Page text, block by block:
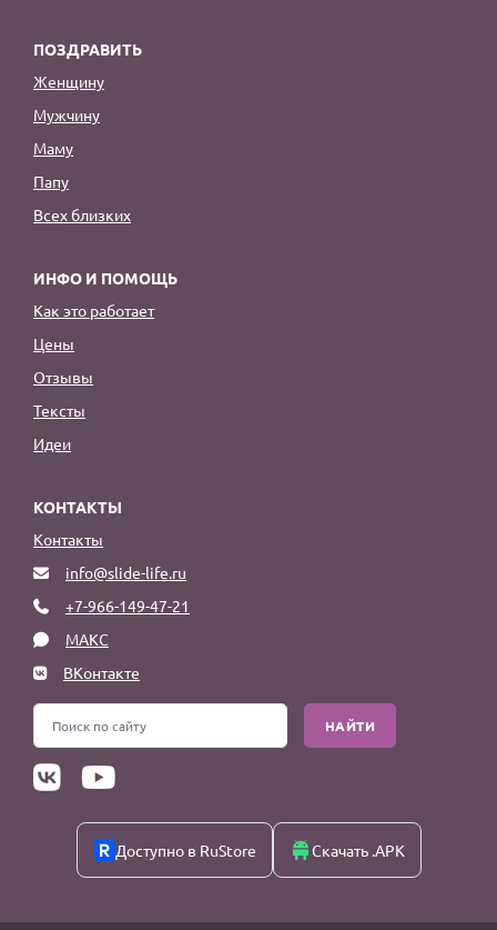
ПОЗДРАВИТЬ
Женщину
Мужчину
Маму
Папу
Всех близких
ИНФО И ПОМОЩЬ
Как это работает
Цены
Отзывы
Тексты
Идеи
КОНТАКТЫ
Контакты
info@slide-life.ru
+7-966-149-47-21
МАКС
ВКонтакте
НАЙТИ
Доступно в RuStore Скачать .APK